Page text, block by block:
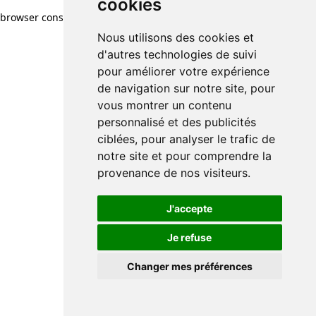
cookies
Nous utilisons des cookies et
d'autres technologies de suivi
pour améliorer votre expérience
de navigation sur notre site, pour
vous montrer un contenu
personnalisé et des publicités
ciblées, pour analyser le trafic de
notre site et pour comprendre la
provenance de nos visiteurs.
J'accepte
Je refuse
Changer mes préférences
browser console for more information)